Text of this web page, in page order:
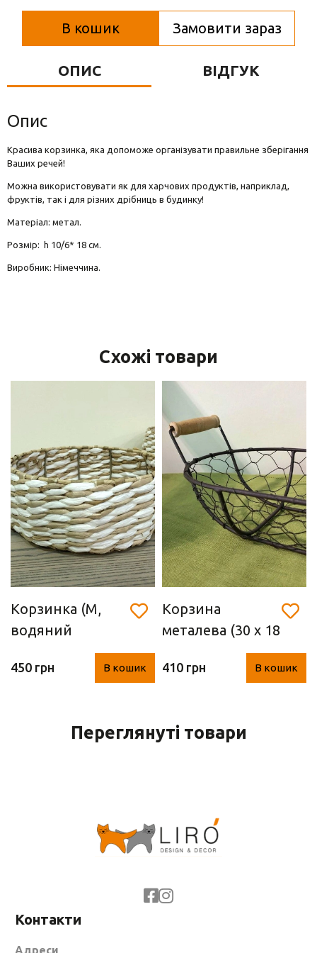
Вази для квітів
В кошик Замовити зараз
ОПИС ВІДГУК
Опис
Красива корзинка, яка допоможе організувати правильне зберігання
Ваших речей!
Можна використовувати як для харчових продуктів, наприклад,
фруктів, так і для різних дрібниць в будинку!
Матеріал: метал.
Розмір: h 10/6* 18 см.
Виробник: Німеччина.
Схожі товари
Корзинка (M,
водяний
450 грн В кошик
Корзина
металева (30 х 18
410 грн В кошик
Переглянуті товари
Контакти